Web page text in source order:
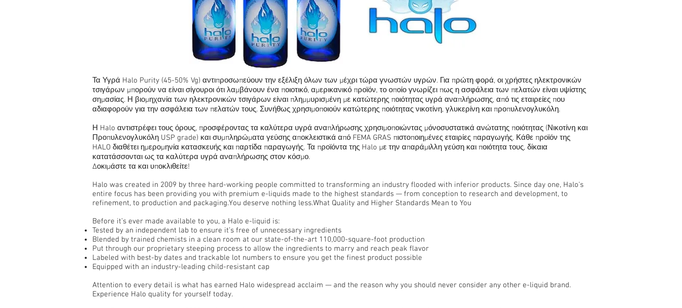
Τα Υγρά Halo Purity (45-50% Vg) αντιπροσωπεύουν την εξέλιξη όλων των μέχρι τώρα γνωστών υγρών. Για πρώτη φορά, οι χρήστες ηλεκτρονικών
τσιγάρων μπορούν να είναι σίγουροι ότι λαμβάνουν ένα ποιοτικό, αμερικανικό προϊόν, το οποίο γνωρίζει πως η ασφάλεια των πελατών είναι υψίστης
σημασίας. Η βιομηχανία των ηλεκτρονικών τσιγάρων είναι πλημμυρισμένη με κατώτερης ποιότητας υγρά αναπλήρωσης, από τις εταιρείες που
αδιαφορούν για την ασφάλεια των πελατών τους. Συνήθως χρησιμοποιούν κατώτερης ποιότητας νικοτίνη, γλυκερίνη και προπυλενογλυκόλη.
Η Halo αντιστρέφει τους όρους, προσφέροντας τα καλύτερα υγρά αναπλήρωσης χρησιμοποιώντας μόνοσυστατικά ανώτατης ποιότητας (Νικοτίνη και
Προπυλενογλυκόλη USP grade) και συμπληρώματα γεύσης αποκλειστικά από FEMA GRAS πιστοποιημένες εταιρίες παραγωγής. Κάθε προϊόν της
HALO διαθέτει ημερομηνία κατασκευής και παρτίδα παραγωγής. Τα προϊόντα της Halo με την απαράμιλλη γεύση και ποιότητα τους, δίκαια
κατατάσσονται ως τα καλύτερα υγρά αναπλήρωσης στον κόσμο.
Δοκιμάστε τα και υποκλιθείτε!
Halo was created in 2009 by three hard-working people committed to transforming an industry flooded with inferior products. Since day one, Halo's
entire focus has been providing you with premium e-liquids made to the highest standards — from conception to research and development, to
refinement, to production and packaging.You deserve nothing less.What Quality and Higher Standards Mean to You
Before it’s ever made available to you, a Halo e-liquid is:
Tested by an independent lab to ensure it’s free of unnecessary ingredients
Blended by trained chemists in a clean room at our state-of-the-art 110,000-square-foot production
Put through our proprietary steeping process to allow the ingredients to marry and reach peak flavor
Labeled with best-by dates and trackable lot numbers to ensure you get the finest product possible
Equipped with an industry-leading child-resistant cap
Attention to every detail is what has earned Halo widespread acclaim — and the reason why you should never consider any other e-liquid brand.
Experience Halo quality for yourself today.